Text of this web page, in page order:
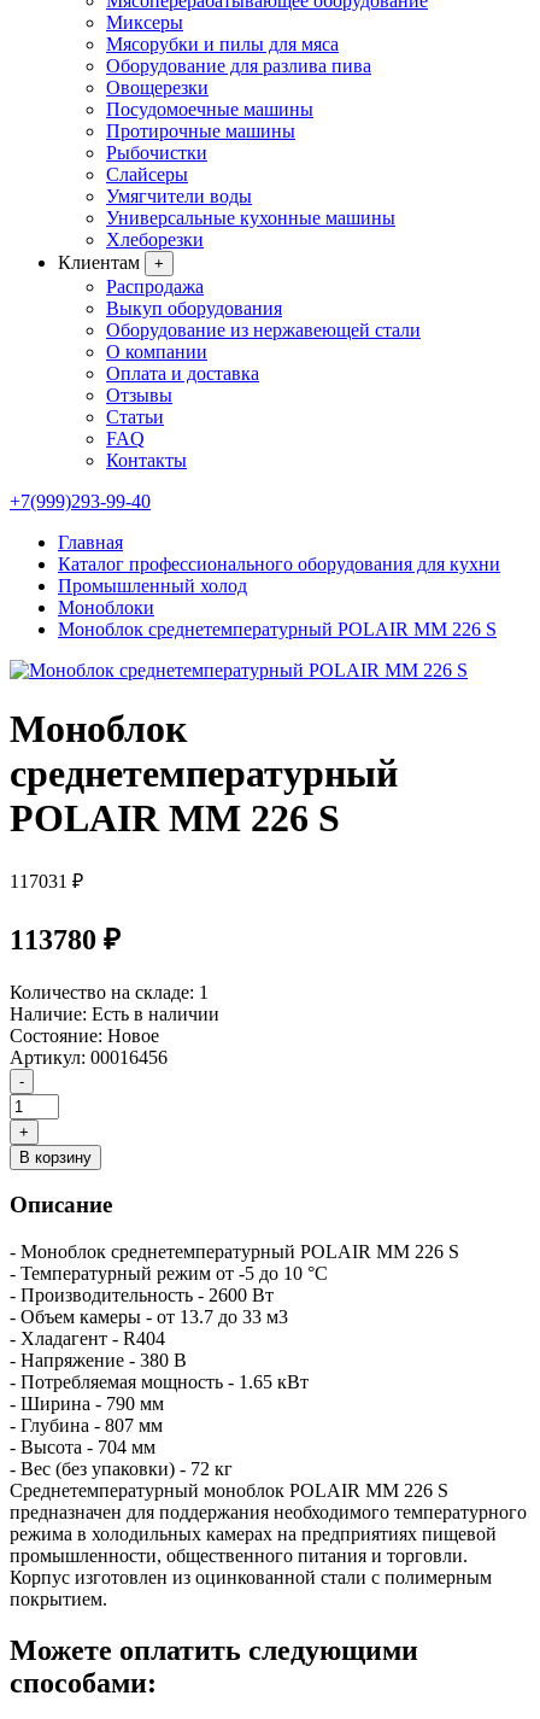
Миксеры
Мясорубки и пилы для мяса
Оборудование для разлива пива
Овощерезки
Посудомоечные машины
Протирочные машины
Рыбочистки
Слайсеры
Умягчители воды
Универсальные кухонные машины
Хлеборезки
Клиентам
+
Распродажа
Выкуп оборудования
Оборудование из нержавеющей стали
О компании
Оплата и доставка
Отзывы
Статьи
FAQ
Контакты
+7(999)293-99-40
Главная
Каталог профессионального оборудования для кухни
Промышленный холод
Моноблоки
Моноблок среднетемпературный POLAIR MM 226 S
Моноблок
среднетемпературный
POLAIR MM 226 S
117031 ₽
113780 ₽
Количество на складе: 1
Наличие: Есть в наличии
Состояние: Новое
Артикул: 00016456
В корзину
Описание
- Моноблок среднетемпературный POLAIR MM 226 S
- Температурный режим от -5 до 10 °C
- Производительность - 2600 Вт
- Объем камеры - от 13.7 до 33 м3
- Хладагент - R404
- Напряжение - 380 В
- Потребляемая мощность - 1.65 кВт
- Ширина - 790 мм
- Глубина - 807 мм
- Высота - 704 мм
- Вес (без упаковки) - 72 кг
Среднетемпературный моноблок POLAIR MM 226 S
предназначен для поддержания необходимого температурного
режима в холодильных камерах на предприятиях пищевой
промышленности, общественного питания и торговли.
Корпус изготовлен из оцинкованной стали с полимерным
покрытием.
Можете оплатить следующими
способами: